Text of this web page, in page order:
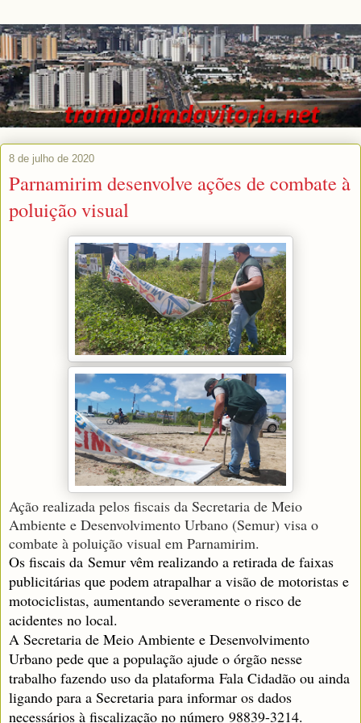
8 de julho de 2020
Parnamirim desenvolve ações de combate à
poluição visual
Ação realizada pelos fiscais da Secretaria de Meio
Ambiente e Desenvolvimento Urbano (Semur) visa o
combate à poluição visual em Parnamirim.
Os fiscais da Semur vêm realizando a retirada de faixas
publicitárias que podem atrapalhar a visão de motoristas e
motociclistas, aumentando severamente o risco de
acidentes no local.
A Secretaria de Meio Ambiente e Desenvolvimento
Urbano pede que a população ajude o órgão nesse
trabalho fazendo uso da plataforma Fala Cidadão ou ainda
ligando para a Secretaria para informar os dados
necessários à fiscalização no número 98839-3214.